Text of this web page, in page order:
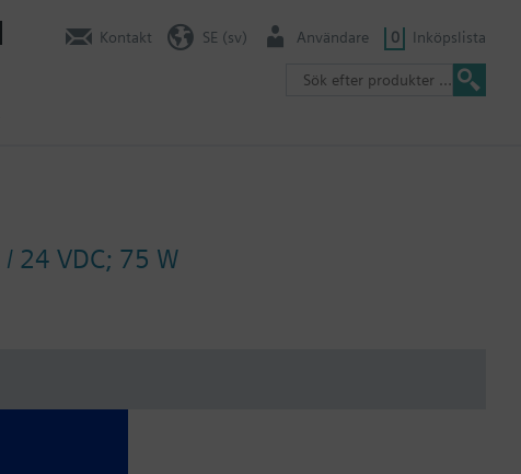
Kontakt SE (sv) Användare 0 Inköpslista
24 VDC; 75 W